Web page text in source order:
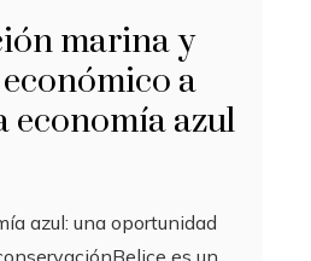
marina y
a
economía azul
azul: una oportunidad